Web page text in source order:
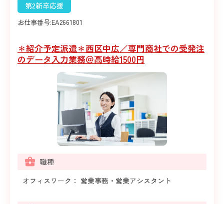
第2新卒応援
お仕事番号:EA2661801
＊紹介予定派遣＊西区中広／専門商社での受発注
のデータ入力業務＠高時給1500円
職種
オフィスワーク： 営業事務・営業アシスタント